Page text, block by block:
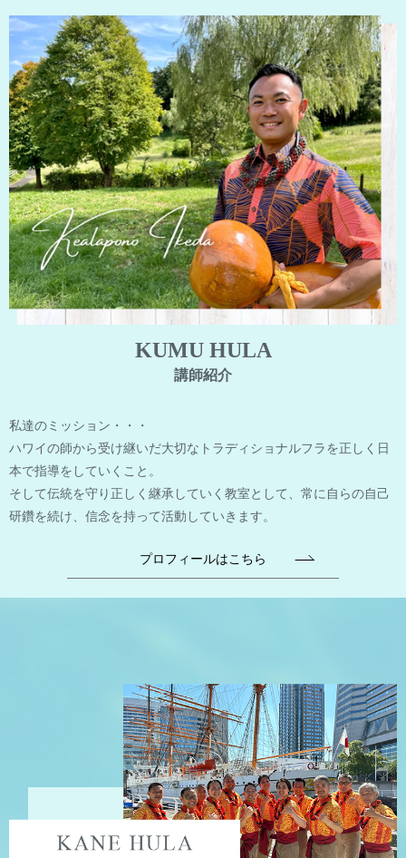
KUMU HULA
講師紹介
私達のミッション・・・
ハワイの師から受け継いだ大切なトラディショナルフラを正しく日
本で指導をしていくこと。
そして伝統を守り正しく継承していく教室として、常に自らの自己
研鑽を続け、信念を持って活動していきます。
プロフィールはこちら